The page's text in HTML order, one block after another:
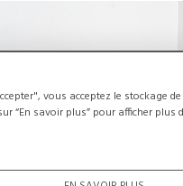
vous acceptez le stockage
“En savoir plus” pour afficher plus